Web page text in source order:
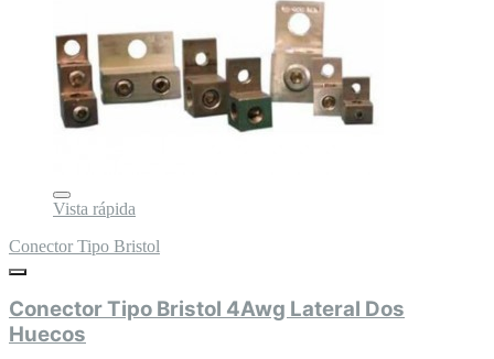
Vista rápida
Conector Tipo Bristol
Conector Tipo Bristol 4Awg Lateral Dos
Huecos